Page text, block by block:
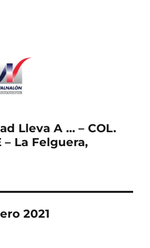
Lleva A … – COL.
– La Felguera,
2021